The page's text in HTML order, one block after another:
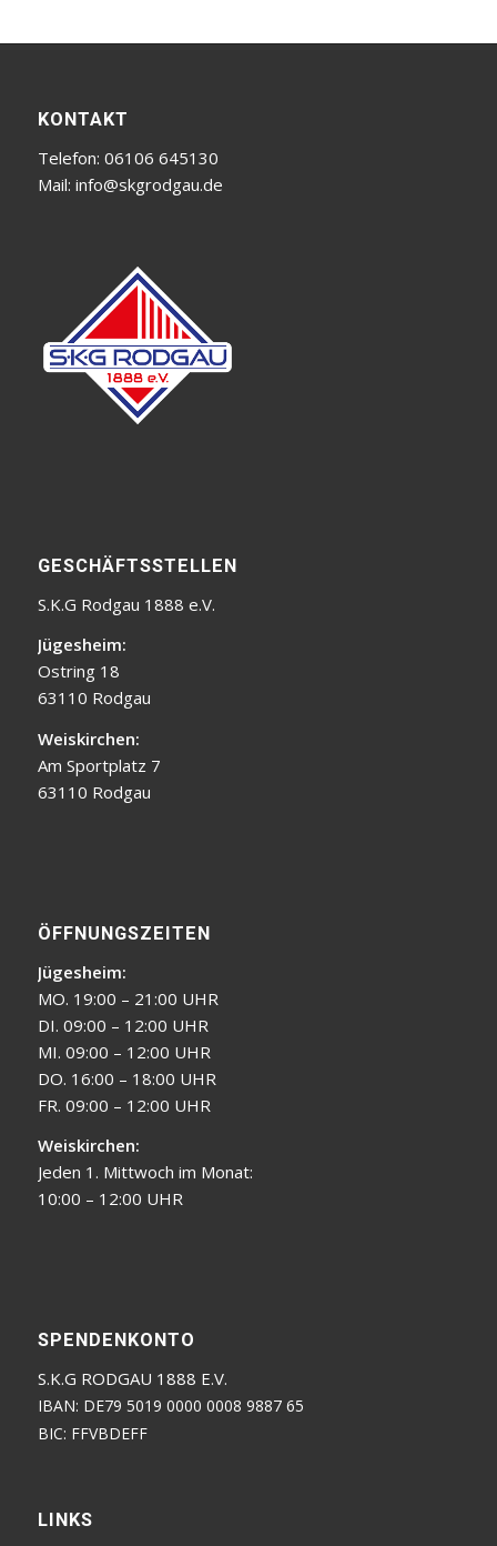
KONTAKT
Telefon: 06106 645130
Mail: info@skgrodgau.de
GESCHÄFTSSTELLEN
S.K.G Rodgau 1888 e.V.
Jügesheim:
Ostring 18
63110 Rodgau
Weiskirchen:
Am Sportplatz 7
63110 Rodgau
ÖFFNUNGSZEITEN
Jügesheim:
MO. 19:00 – 21:00 UHR
DI. 09:00 – 12:00 UHR
MI. 09:00 – 12:00 UHR
DO. 16:00 – 18:00 UHR
FR. 09:00 – 12:00 UHR
Weiskirchen:
Jeden 1. Mittwoch im Monat:
10:00 – 12:00 UHR
SPENDENKONTO
S.K.G RODGAU 1888 E.V.
IBAN: DE79 5019 0000 0008 9887 65
BIC: FFVBDEFF
LINKS